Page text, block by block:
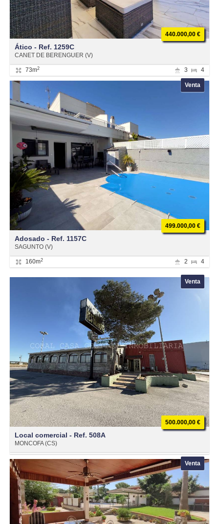
440.000,00 €
Ático - Ref. 1259C
CANET DE BERENGUER (V)
73m2 4
3
Venta
499.000,00 €
Adosado - Ref. 1157C
SAGUNTO (V)
160m2 4
2
Venta
500.000,00 €
Local comercial - Ref. 508A
MONCOFA (CS)
Venta